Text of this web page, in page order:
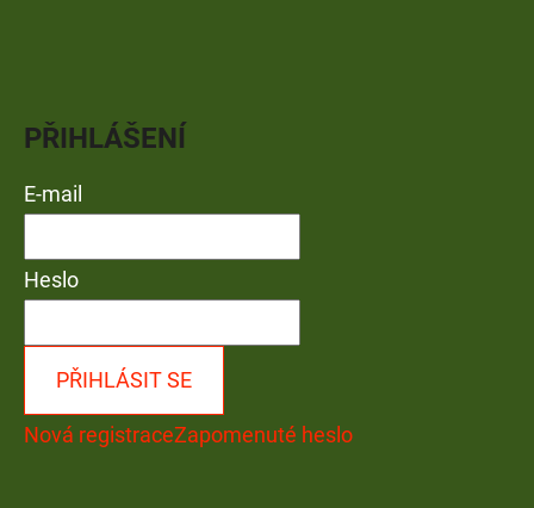
PŘIHLÁŠENÍ
E-mail
Heslo
PŘIHLÁSIT SE
Nová registraceZapomenuté heslo